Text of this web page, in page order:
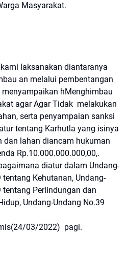
Masyarakat.
laksanakan diantaranya
an melalui pembentangan
hMenghimbau
agar Agar Tidak melakukan
serta penyampaian sanksi
tentang Karhutla yang isinya
dan lahan diancam hukuman
Rp.10.000.000.000,00,.
diatur dalam Undang-
Kehutanan, Undang-
Perlindungan dan
Undang-Undang No.39
03/2022) pagi.